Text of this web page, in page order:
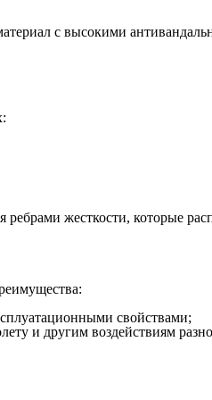
с высокими
ребрами жесткости, которые
свойствами;
и другим воздействиям